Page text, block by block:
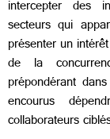
intercepter des
secteurs qui
présenter un
de la
prépondérant
encourus
collaborateurs